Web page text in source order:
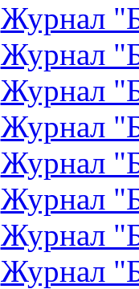
Журнал
Журнал
Журнал
Журнал
Журнал
Журнал
Журнал
Журнал